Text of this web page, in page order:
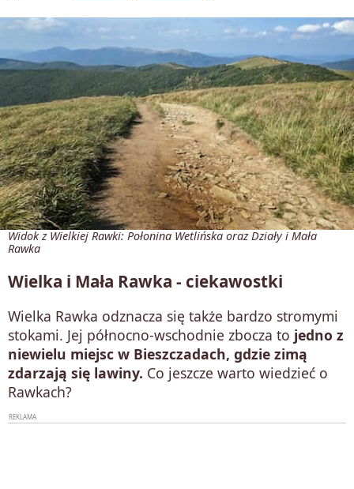
Widok z Wielkiej Rawki: Połonina Wetlińska oraz Działy i Mała
Rawka
Wielka i Mała Rawka - ciekawostki
Wielka Rawka odznacza się także bardzo stromymi
stokami. Jej północno-wschodnie zbocza to jedno z
niewielu miejsc w Bieszczadach, gdzie zimą
zdarzają się lawiny. Co jeszcze warto wiedzieć o
Rawkach?